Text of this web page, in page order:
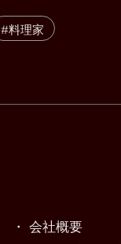
#料理家
・ 会社概要